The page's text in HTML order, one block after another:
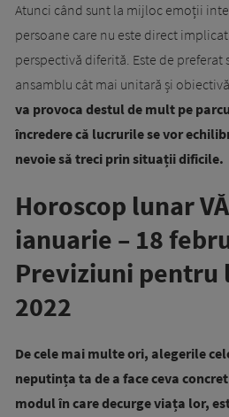
Atunci când sunt la mijloc emoții
persoane care nu este direct
perspectivă diferită. Este de preferat
ansamblu cât mai unitară și
va provoca destul de mult pe
încredere că lucrurile se vor
nevoie să treci prin situații dificile.
Horoscop lunar
ianuarie – 18
Previziuni pentru
2022
De cele mai multe ori, alegerile
neputința ta de a face ceva
modul în care decurge viața lor,